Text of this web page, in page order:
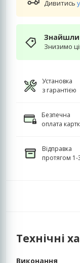
Дивитись
Знизимо
Установка
з гарантією
Безпечна
оплата
Відправка
протягом 1-
Технічні
Виконання